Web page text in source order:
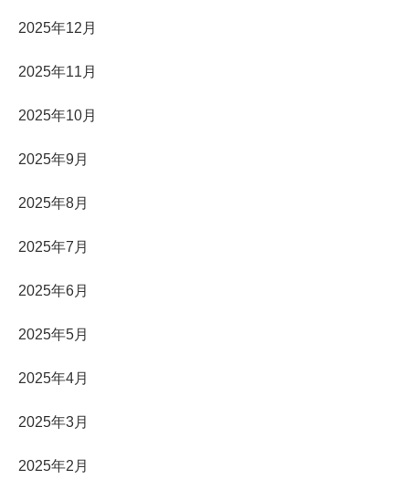
2025年12月
2025年11月
2025年10月
2025年9月
2025年8月
2025年7月
2025年6月
2025年5月
2025年4月
2025年3月
2025年2月